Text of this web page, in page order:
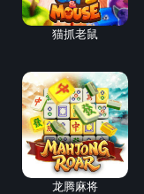
猫抓老鼠
龙腾麻将